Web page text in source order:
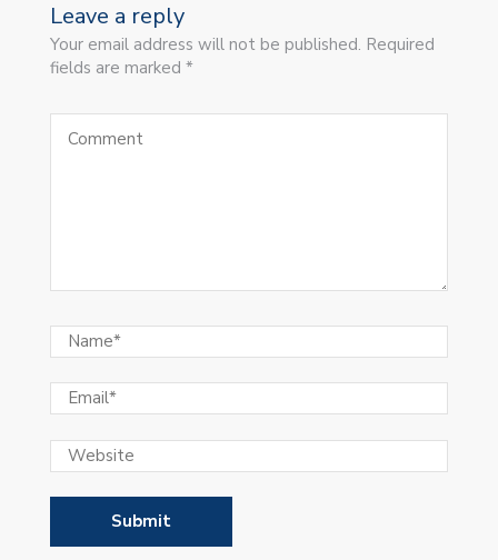
Leave a reply
Your email address will not be published. Required
fields are marked *